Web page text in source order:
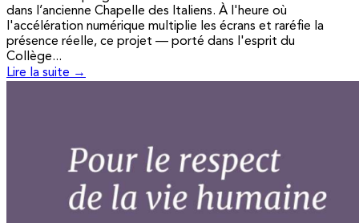
dans l’ancienne Chapelle des Italiens. À l'heure où
l'accélération numérique multiplie les écrans et raréfie la
présence réelle, ce projet — porté dans l'esprit du
Collège...
Lire la suite →